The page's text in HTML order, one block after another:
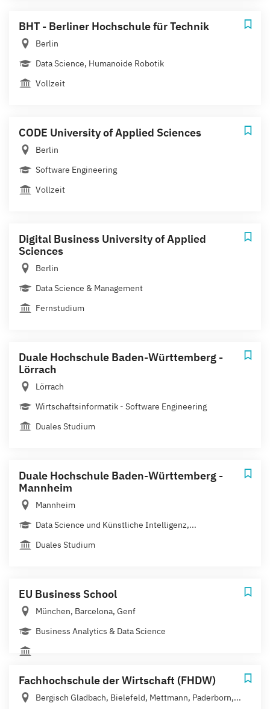
BHT - Berliner Hochschule für Technik
Berlin
Data Science, Humanoide Robotik
Vollzeit
CODE University of Applied Sciences
Berlin
Software Engineering
Vollzeit
Digital Business University of Applied
Sciences
Berlin
Data Science & Management
Fernstudium
Duale Hochschule Baden-Württemberg -
Lörrach
Lörrach
Wirtschaftsinformatik - Software Engineering
Duales Studium
Duale Hochschule Baden-Württemberg -
Mannheim
Mannheim
Data Science und Künstliche Intelligenz,...
Duales Studium
EU Business School
München, Barcelona, Genf
Business Analytics & Data Science
Fachhochschule der Wirtschaft (FHDW)
Bergisch Gladbach, Bielefeld, Mettmann, Paderborn,...